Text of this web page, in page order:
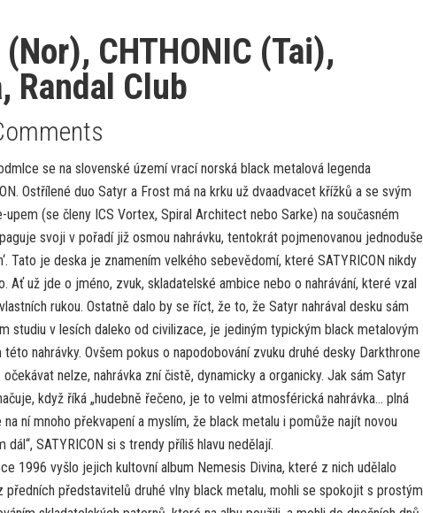
CHTHONIC (Tai),
Randal Club
se na slovenské území vrací norská black metalová legenda
Ostřílené duo Satyr a Frost má na krku už dvaadvacet křížků a se svým
upem (se členy ICS Vortex, Spiral Architect nebo Sarke) na současném
svoji v pořadí již osmou nahrávku, tentokrát pojmenovanou jednoduše
Tato je deska je znamením velkého sebevědomí, které SATYRICON nikdy
Ať už jde o jméno, zvuk, skladatelské ambice nebo o nahrávání, které vzal
rukou. Ostatně dalo by se říct, že to, že Satyr nahrával desku sám
studiu v lesích daleko od civilizace, je jediným typickým black metalovým
nahrávky. Ovšem pokus o napodobování zvuku druhé desky Darkthrone
nelze, nahrávka zní čistě, dynamicky a organicky. Jak sám Satyr
když říká „hudebně řečeno, je to velmi atmosférická nahrávka… plná
na ní mnoho překvapení a myslím, že black metalu i pomůže najít novou
dál“, SATYRICON si s trendy příliš hlavu nedělají.
1996 vyšlo jejich kultovní album Nemesis Divina, které z nich udělalo
předních představitelů druhé vlny black metalu, mohli se spokojit s prostým